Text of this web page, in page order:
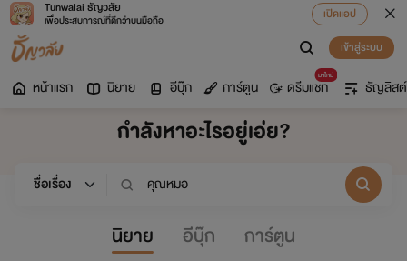
Tunwalai ธัญวลัย
เพื่อประสบการณ์ที่ดีกว่าบนมือถือ
เปิดแอป
เข้าสู่ระบบ
หน้าแรก นิยาย อีบุ๊ก การ์ตูน
มาใหม่
ดรีมแชท ธัญลิสต์
กำลังหาอะไรอยู่เอ่ย?
นิยาย อีบุ๊ก การ์ตูน